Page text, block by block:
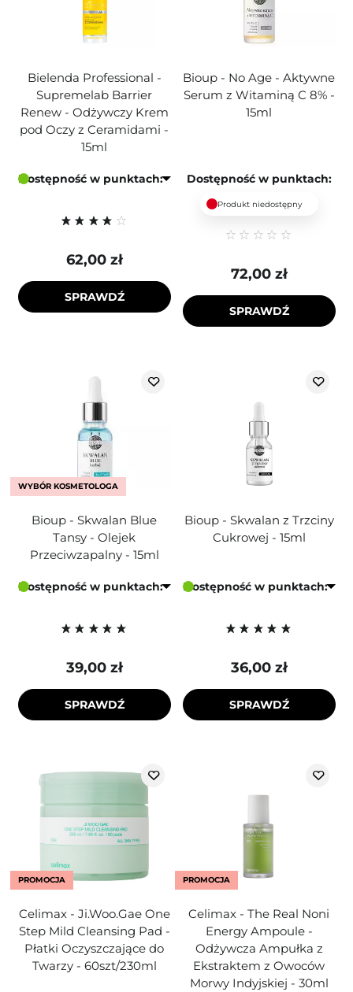
Bielenda Professional -
Supremelab Barrier
Renew - Odżywczy Krem
pod Oczy z Ceramidami -
15ml
Dostępność w punktach:
62,00 zł
SPRAWDŹ
Bioup - No Age - Aktywne
Serum z Witaminą C 8% -
15ml
Dostępność w punktach:
Produkt niedostępny
72,00 zł
SPRAWDŹ
WYBÓR KOSMETOLOGA
Bioup - Skwalan Blue
Tansy - Olejek
Przeciwzapalny - 15ml
Dostępność w punktach:
39,00 zł
SPRAWDŹ
Bioup - Skwalan z Trzciny
Cukrowej - 15ml
Dostępność w punktach:
36,00 zł
SPRAWDŹ
PROMOCJA
Celimax - Ji.Woo.Gae One
Step Mild Cleansing Pad -
Płatki Oczyszczające do
Twarzy - 60szt/230ml
PROMOCJA
Celimax - The Real Noni
Energy Ampoule -
Odżywcza Ampułka z
Ekstraktem z Owoców
Morwy Indyjskiej - 30ml